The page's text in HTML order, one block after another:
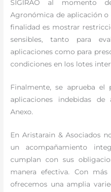
SIGIRAO al momento
Agronómica de aplicación o
finalidad es mostrar
sensibles, tanto para
aplicaciones como para
condiciones en los lotes
Finalmente, se aprueba el
aplicaciones indebidas
Anexo.
En Aristarain & Asociados
un acompañamiento
cumplan con sus
manera efectiva. Con
ofrecemos una amplia